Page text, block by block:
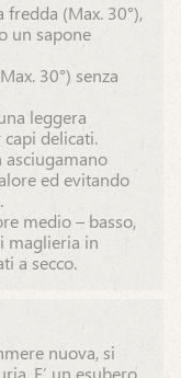
fredda (Max. 30°),
un sapone
30°) senza
leggera
delicati.
asciugamano
ed evitando
medio – basso,
maglieria in
a secco.
nuova, si
E’ un esubero